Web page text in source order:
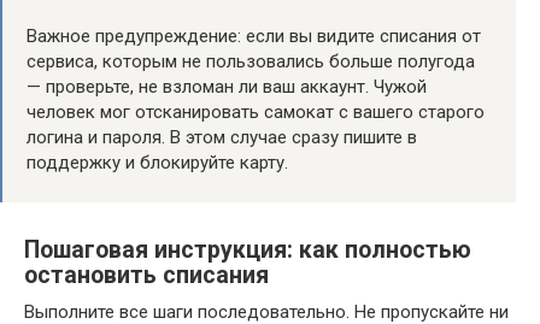
Важное предупреждение: если вы видите списания от
сервиса, которым не пользовались больше полугода
— проверьте, не взломан ли ваш аккаунт. Чужой
человек мог отсканировать самокат с вашего старого
логина и пароля. В этом случае сразу пишите в
поддержку и блокируйте карту.
Пошаговая инструкция: как полностью
остановить списания
Выполните все шаги последовательно. Не пропускайте ни